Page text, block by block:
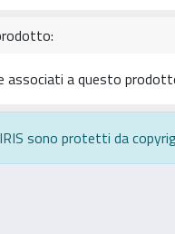
associati a questo
sono protetti da